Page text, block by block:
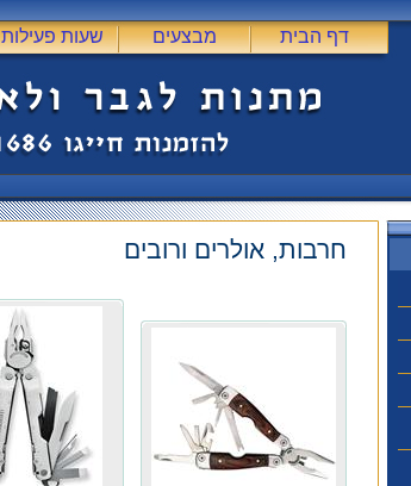
דף הבית מבצעים שעות פעילות
חרבות, אולרים ורובים